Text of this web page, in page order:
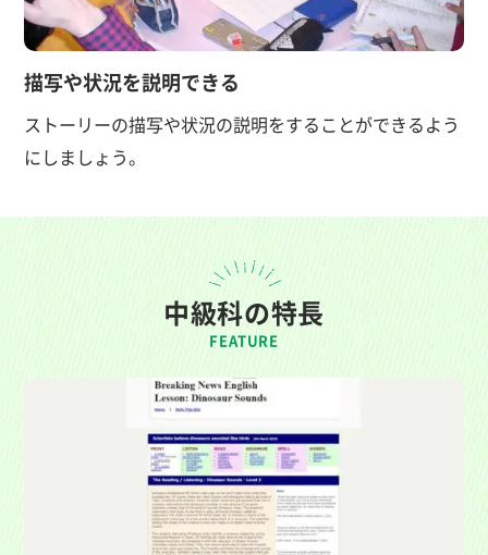
描写や状況を説明できる
ストーリーの描写や状況の説明をすることができるよう
にしましょう。
中級科の特長
FEATURE